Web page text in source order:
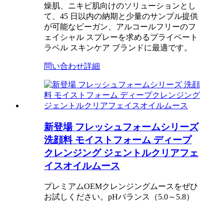
燥肌、ニキビ肌向けのソリューションとし
て、45 日以内の納期と少量のサンプル提供
が可能なビーガン、アルコールフリーのフ
ェイシャル スプレーを求めるプライベート
ラベル スキンケア ブランドに最適です。
問い合わせ詳細
新登場 フレッシュフォームシリーズ
洗顔料 モイストフォーム ディープ
クレンジング ジェントルクリアフェ
イスオイルムース
プレミアムOEMクレンジングムースをぜひ
お試しください。pHバランス（5.0～5.8）